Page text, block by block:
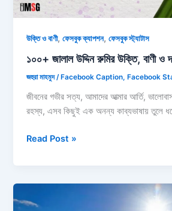
উক্তি ও বাণী,ফেসবুক ক্যাপশন,ফেসবুক স্ট্যাটাস
১০০+ জালাল উদ্দিন রুমির উক্তি, বাণী ও
জহুরা মাহমুদ/ Facebook Caption, Facebook
জীবনের গভীর সত্য, আমাদের আত্মার আর্তি,
রহস্য, এসব কিছুই এক অনন্য কাব্যভাষায় তুলে
১০০+
রুমির
Read Post »